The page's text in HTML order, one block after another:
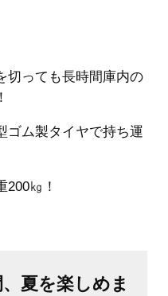
切っても長時間庫内の
ゴム製タイヤで持ち運
㎏！
夏を楽しめま